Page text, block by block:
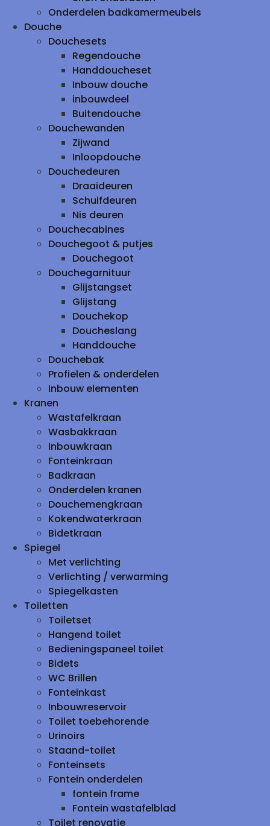
Onderdelen badkamermeubels
Douche
Douchesets
Regendouche
Handdoucheset
Inbouw douche
inbouwdeel
Buitendouche
Douchewanden
Zijwand
Inloopdouche
Douchedeuren
Draaideuren
Schuifdeuren
Nis deuren
Douchecabines
Douchegoot & putjes
Douchegoot
Douchegarnituur
Glijstangset
Glijstang
Douchekop
Doucheslang
Handdouche
Douchebak
Profielen & onderdelen
Inbouw elementen
Kranen
Wastafelkraan
Wasbakkraan
Inbouwkraan
Fonteinkraan
Badkraan
Onderdelen kranen
Douchemengkraan
Kokendwaterkraan
Bidetkraan
Spiegel
Met verlichting
Verlichting / verwarming
Spiegelkasten
Toiletten
Toiletset
Hangend toilet
Bedieningspaneel toilet
Bidets
WC Brillen
Fonteinkast
Inbouwreservoir
Toilet toebehorende
Urinoirs
Staand-toilet
Fonteinsets
Fontein onderdelen
fontein frame
Fontein wastafelblad
Toilet renovatie